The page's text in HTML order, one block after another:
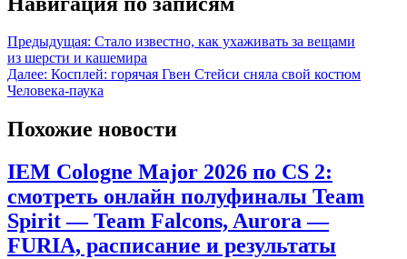
Предыдущая: Стало известно, как ухаживать за вещами
из шерсти и кашемира
Далее: Косплей: горячая Гвен Стейси сняла свой костюм
Человека-паука
Похожие новости
IEM Cologne Major 2026 по CS 2:
смотреть онлайн полуфиналы Team
Spirit — Team Falcons, Aurora —
FURIA, расписание и результаты